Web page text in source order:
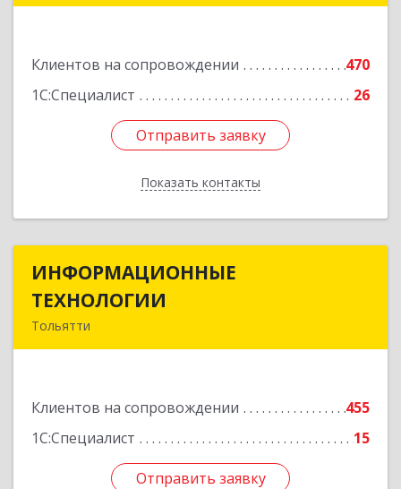
Клиентов на сопровождении
470
1С:Специалист
26
Отправить заявку
Показать контакты
Отправить заявку
Назад
ИНФОРМАЦИОННЫЕ
ТЕХНОЛОГИИ
Тольятти
Клиентов на сопровождении
455
1С:Специалист
15
Отправить заявку
ИНФОРМАЦИОННЫЕ
Подробнее
Отправить заявку